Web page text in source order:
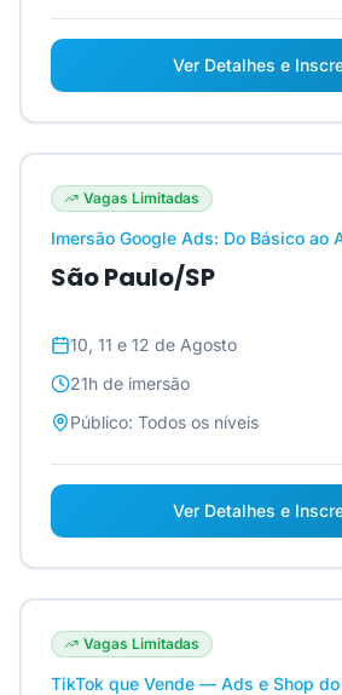
Ver Detalhes e
Vagas Limitadas
Imersão Google Ads: Do Básico ao
São Paulo/SP
10, 11 e 12 de Agosto
21h de imersão
Público: Todos os níveis
Ver Detalhes e
Vagas Limitadas
TikTok que Vende — Ads e Shop do